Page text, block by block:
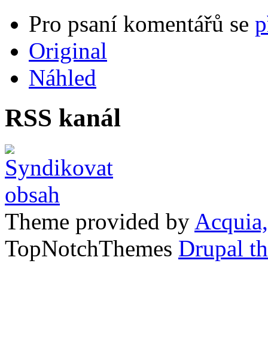
Pro psaní komentářů se
Original
Náhled
RSS kanál
Theme provided by
TopNotchThemes Drupal